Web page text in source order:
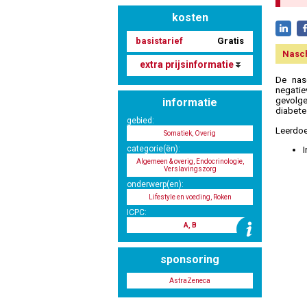
kosten
basistarief Gratis
extra prijsinformatie
informatie
gebied:
Somatiek, Overig
categorie(ën):
Algemeen & overig, Endocrinologie,
Verslavingszorg
onderwerp(en):
Lifestyle en voeding, Roken
ICPC:
A, B
sponsoring
AstraZeneca
De